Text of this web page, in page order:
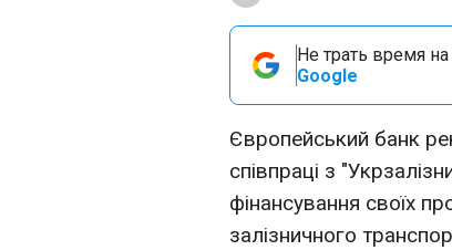
Не трать время
Google
Європейський банк
співпраці з
фінансування своїх
залізничного